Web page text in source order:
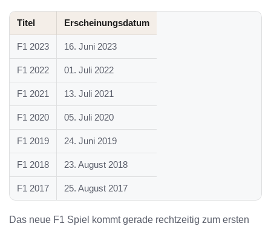
Titel Erscheinungsdatum
F1 2023 16. Juni 2023
F1 2022 01. Juli 2022
F1 2021 13. Juli 2021
F1 2020 05. Juli 2020
F1 2019 24. Juni 2019
F1 2018 23. August 2018
F1 2017 25. August 2017
Das neue F1 Spiel kommt gerade rechtzeitig zum ersten